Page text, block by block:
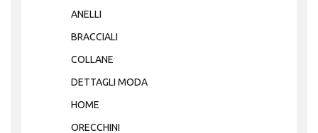
ANELLI
BRACCIALI
COLLANE
DETTAGLI MODA
HOME
ORECCHINI